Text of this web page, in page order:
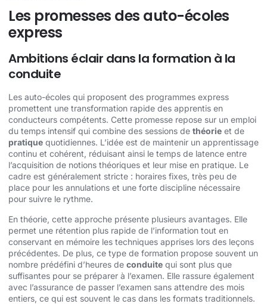
Les promesses des auto-écoles
express
Ambitions éclair dans la formation à la
conduite
Les auto-écoles qui proposent des programmes express
promettent une transformation rapide des apprentis en
conducteurs compétents. Cette promesse repose sur un emploi
du temps intensif qui combine des sessions de théorie et de
pratique quotidiennes. L’idée est de maintenir un apprentissage
continu et cohérent, réduisant ainsi le temps de latence entre
l’acquisition de notions théoriques et leur mise en pratique. Le
cadre est généralement stricte : horaires fixes, très peu de
place pour les annulations et une forte discipline nécessaire
pour suivre le rythme.
En théorie, cette approche présente plusieurs avantages. Elle
permet une rétention plus rapide de l’information tout en
conservant en mémoire les techniques apprises lors des leçons
précédentes. De plus, ce type de formation propose souvent un
nombre prédéfini d’heures de conduite qui sont plus que
suffisantes pour se préparer à l’examen. Elle rassure également
avec l’assurance de passer l’examen sans attendre des mois
entiers, ce qui est souvent le cas dans les formats traditionnels.